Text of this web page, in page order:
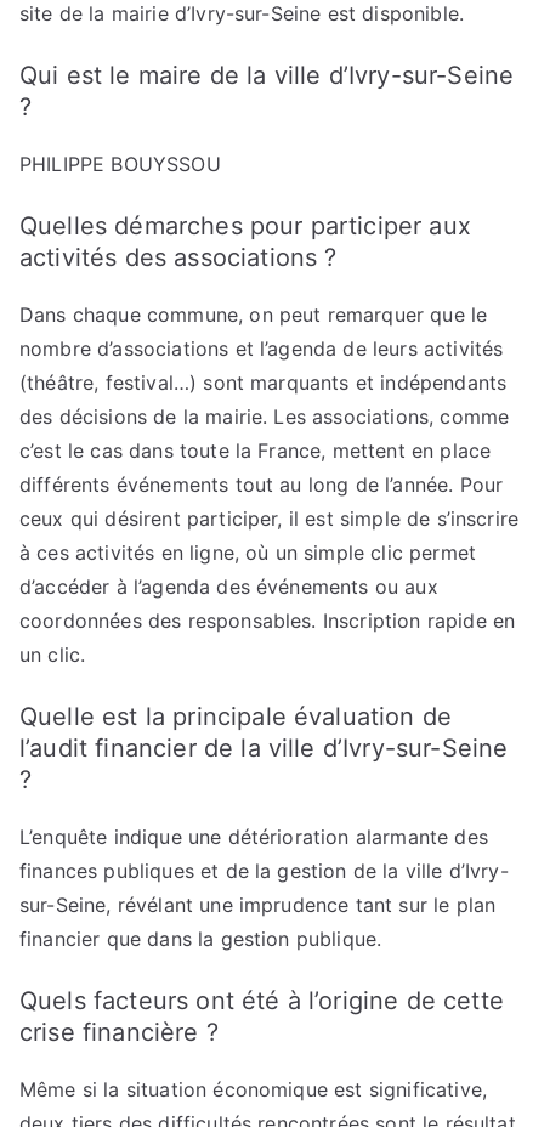
site de la mairie d’Ivry-sur-Seine est disponible.
Qui est le maire de la ville d’Ivry-sur-Seine
?
PHILIPPE BOUYSSOU
Quelles démarches pour participer aux
activités des associations ?
Dans chaque commune, on peut remarquer que le
nombre d’associations et l’agenda de leurs activités
(théâtre, festival…) sont marquants et indépendants
des décisions de la mairie. Les associations, comme
c’est le cas dans toute la France, mettent en place
différents événements tout au long de l’année. Pour
ceux qui désirent participer, il est simple de s’inscrire
à ces activités en ligne, où un simple clic permet
d’accéder à l’agenda des événements ou aux
coordonnées des responsables. Inscription rapide en
un clic.
Quelle est la principale évaluation de
l’audit financier de la ville d’Ivry-sur-Seine
?
L’enquête indique une détérioration alarmante des
finances publiques et de la gestion de la ville d’Ivry-
sur-Seine, révélant une imprudence tant sur le plan
financier que dans la gestion publique.
Quels facteurs ont été à l’origine de cette
crise financière ?
Même si la situation économique est significative,